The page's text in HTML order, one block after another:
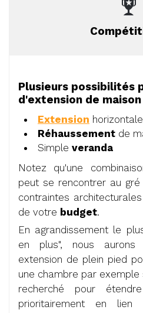
Plusieurs possibilités
d'extension de maison
Extension
Réhaussement de
Simple veranda
Notez qu'une
peut se rencontrer au
contraintes
de votre budget.
En agrandissement le
en plus", nous aurons
extension de plein pied
une chambre par
recherché pour
prioritairement en